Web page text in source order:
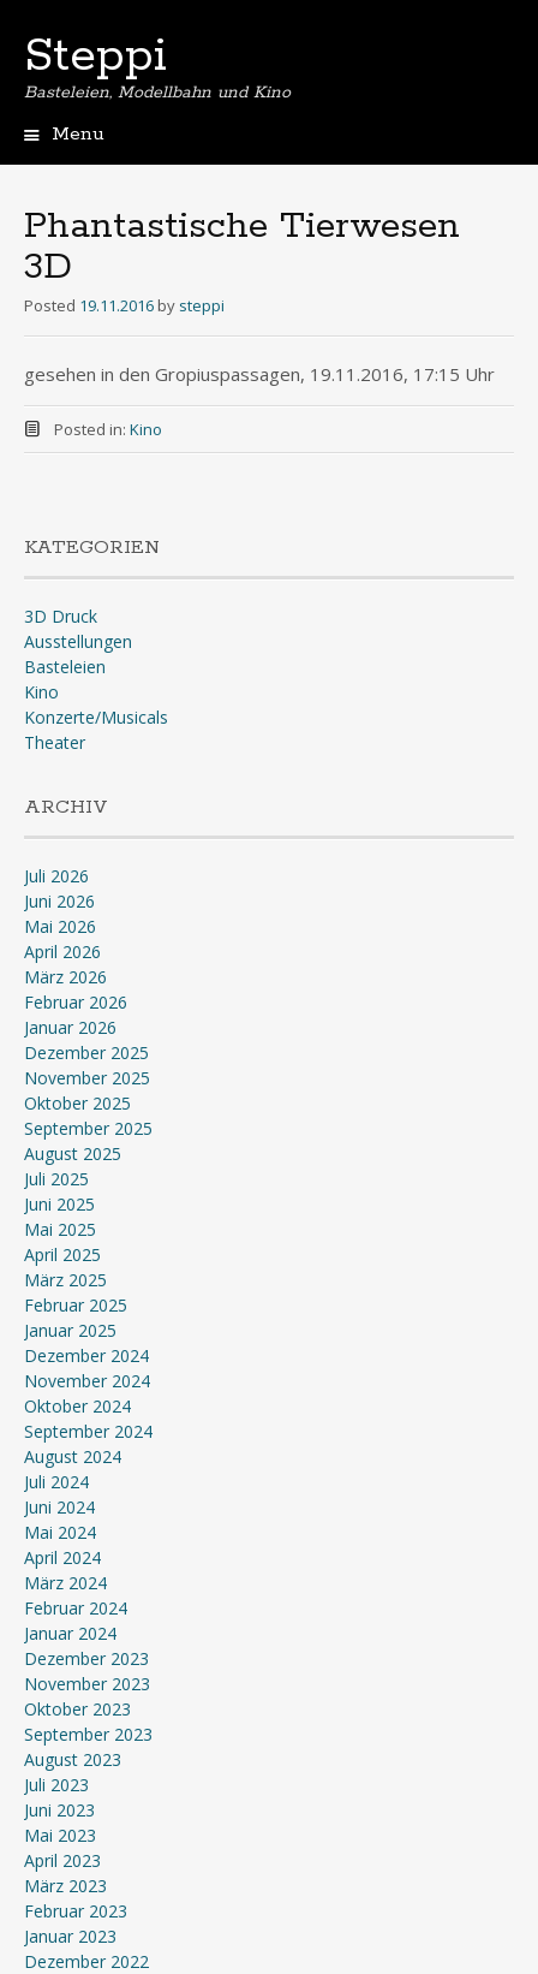
Steppi
Basteleien, Modellbahn und Kino
Menu
Phantastische Tierwesen
3D
Posted 19.11.2016 by steppi
gesehen in den Gropiuspassagen, 19.11.2016, 17:15 Uhr
Posted in: Kino
KATEGORIEN
3D Druck
Ausstellungen
Basteleien
Kino
Konzerte/Musicals
Theater
ARCHIV
Juli 2026
Juni 2026
Mai 2026
April 2026
März 2026
Februar 2026
Januar 2026
Dezember 2025
November 2025
Oktober 2025
September 2025
August 2025
Juli 2025
Juni 2025
Mai 2025
April 2025
März 2025
Februar 2025
Januar 2025
Dezember 2024
November 2024
Oktober 2024
September 2024
August 2024
Juli 2024
Juni 2024
Mai 2024
April 2024
März 2024
Februar 2024
Januar 2024
Dezember 2023
November 2023
Oktober 2023
September 2023
August 2023
Juli 2023
Juni 2023
Mai 2023
April 2023
März 2023
Februar 2023
Januar 2023
Dezember 2022